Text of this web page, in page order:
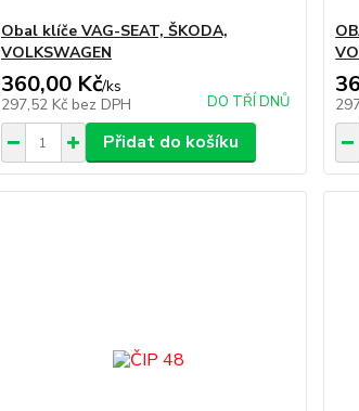
Obal klíče VAG-SEAT, ŠKODA,
VOLKSWAGEN
360,00 Kč/ks
297,52 Kč bez DPH DO TŘÍ DNŮ
Přidat do košíku